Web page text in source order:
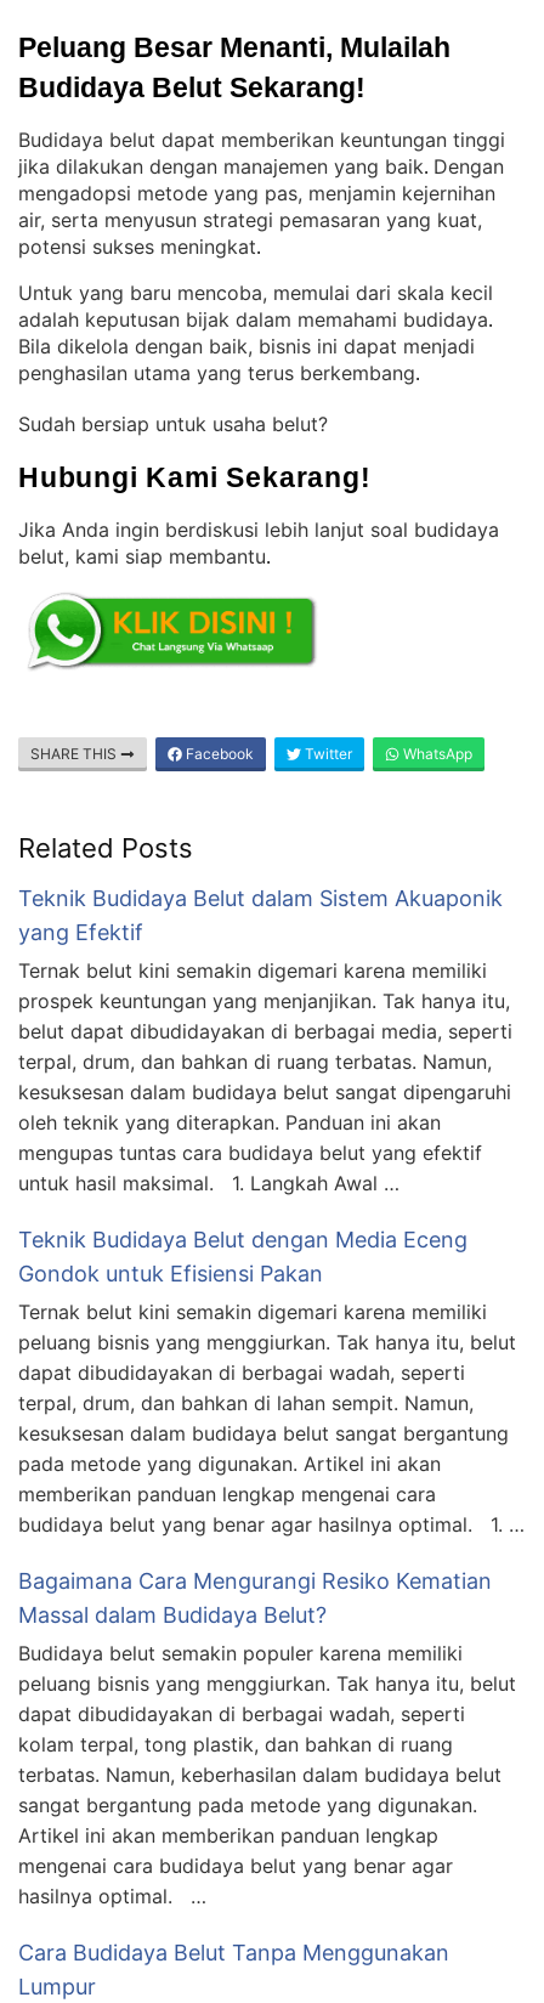
Peluang Besar Menanti, Mulailah
Budidaya Belut Sekarang!
Budidaya belut dapat memberikan keuntungan tinggi
jika dilakukan dengan manajemen yang baik. Dengan
mengadopsi metode yang pas, menjamin kejernihan
air, serta menyusun strategi pemasaran yang kuat,
potensi sukses meningkat.
Untuk yang baru mencoba, memulai dari skala kecil
adalah keputusan bijak dalam memahami budidaya
Bila dikelola dengan baik, bisnis ini dapat menjadi
penghasilan utama yang terus berkembang.
Sudah bersiap untuk usaha belut?
Hubungi Kami Sekarang!
Jika Anda ingin berdiskusi lebih lanjut soal budidaya
belut, kami siap membantu.
SHARE THIS Facebook Twitter WhatsApp
Related Posts
Teknik Budidaya Belut dalam Sistem Akuaponik
yang Efektif
Ternak belut kini semakin digemari karena memiliki
prospek keuntungan yang menjanjikan. Tak hanya itu,
belut dapat dibudidayakan di berbagai media, seperti
terpal, drum, dan bahkan di ruang terbatas. Namun,
kesuksesan dalam budidaya belut sangat dipengaruhi
oleh teknik yang diterapkan. Panduan ini akan
mengupas tuntas cara budidaya belut yang efektif
untuk hasil maksimal. 1. Langkah Awal …
Teknik Budidaya Belut dengan Media Eceng
Gondok untuk Efisiensi Pakan
Ternak belut kini semakin digemari karena memiliki
peluang bisnis yang menggiurkan. Tak hanya itu, belut
dapat dibudidayakan di berbagai wadah, seperti
terpal, drum, dan bahkan di lahan sempit. Namun,
kesuksesan dalam budidaya belut sangat bergantung
pada metode yang digunakan. Artikel ini akan
memberikan panduan lengkap mengenai cara
budidaya belut yang benar agar hasilnya optimal. 1. …
Bagaimana Cara Mengurangi Resiko Kematian
Massal dalam Budidaya Belut?
Budidaya belut semakin populer karena memiliki
peluang bisnis yang menggiurkan. Tak hanya itu, belut
dapat dibudidayakan di berbagai wadah, seperti
kolam terpal, tong plastik, dan bahkan di ruang
terbatas. Namun, keberhasilan dalam budidaya belut
sangat bergantung pada metode yang digunakan.
Artikel ini akan memberikan panduan lengkap
mengenai cara budidaya belut yang benar agar
hasilnya optimal. …
Cara Budidaya Belut Tanpa Menggunakan
Lumpur